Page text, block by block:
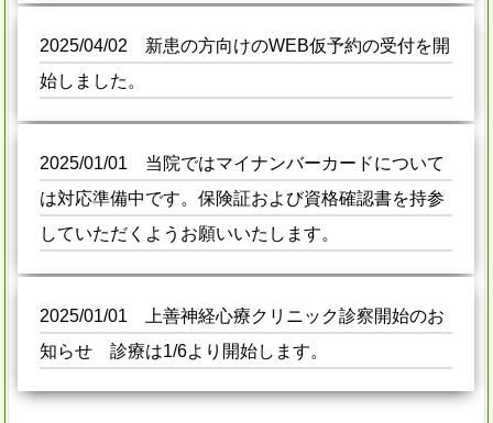
2025/04/02 新患の方向けのWEB仮予約の受付を開
始しました。
2025/01/01 当院ではマイナンバーカードについて
は対応準備中です。保険証および資格確認書を持参
していただくようお願いいたします。
2025/01/01 上善神経心療クリニック診察開始のお
知らせ 診療は1/6より開始します。